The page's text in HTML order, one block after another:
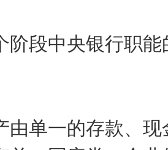
段中央银行职能
单一的存款、现